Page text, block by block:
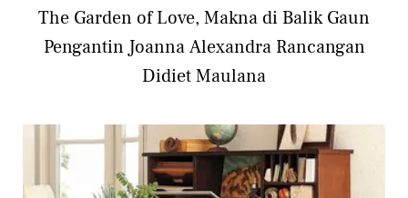
The Garden of Love, Makna di Balik Gaun
Pengantin Joanna Alexandra Rancangan
Didiet Maulana